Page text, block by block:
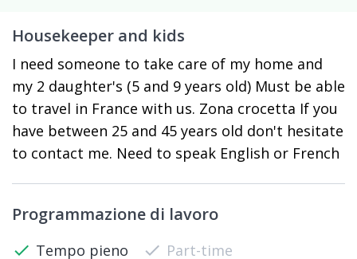
Housekeeper and kids
I need someone to take care of my home and
my 2 daughter's (5 and 9 years old) Must be able
to travel in France with us. Zona crocetta If you
have between 25 and 45 years old don't hesitate
to contact me. Need to speak English or French
Programmazione di lavoro
check Tempo pieno check Part-time